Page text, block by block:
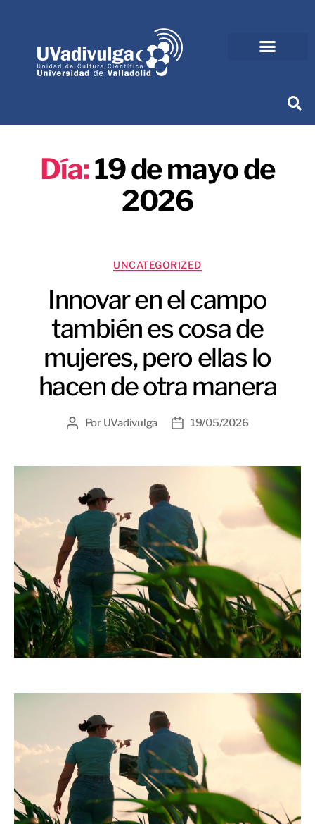
Día:19 de mayo de
2026
UNCATEGORIZED
Innovar en el campo
también es cosa de
mujeres, pero ellas lo
hacen de otra manera
Por UVadivulga 19/05/2026